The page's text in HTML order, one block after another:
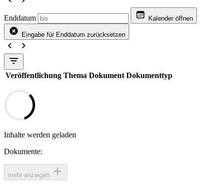
Enddatum Kalender öffnen
Eingabe für Enddatum zurücksetzen
Veröffentlichung Thema Dokument Dokumenttyp
Inhalte werden geladen
Dokumente:
mehr anzeigen